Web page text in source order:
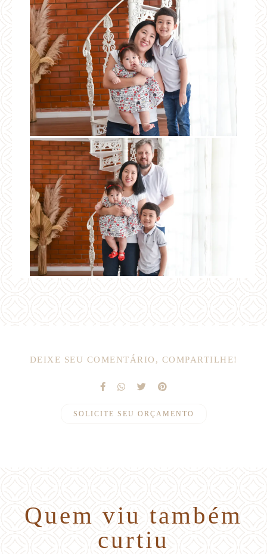
DEIXE SEU COMENTÁRIO, COMPARTILHE!
SOLICITE SEU ORÇAMENTO
Quem viu também
curtiu